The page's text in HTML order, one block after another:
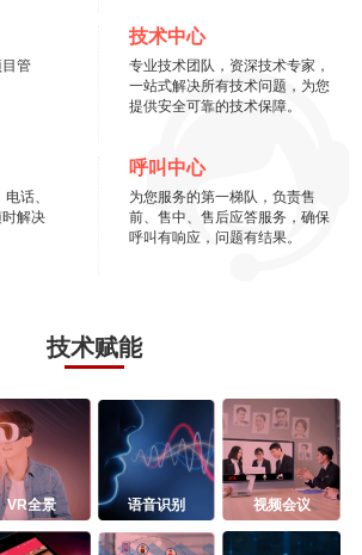
管
技术中心
专业技术团队，资深技术专家，
一站式解决所有技术问题，为您
提供安全可靠的技术保障。
话、
解决
呼叫中心
为您服务的第一梯队，负责售
前、售中、售后应答服务，确保
呼叫有响应，问题有结果。
技术赋能
VR全景 语音识别 视频会议